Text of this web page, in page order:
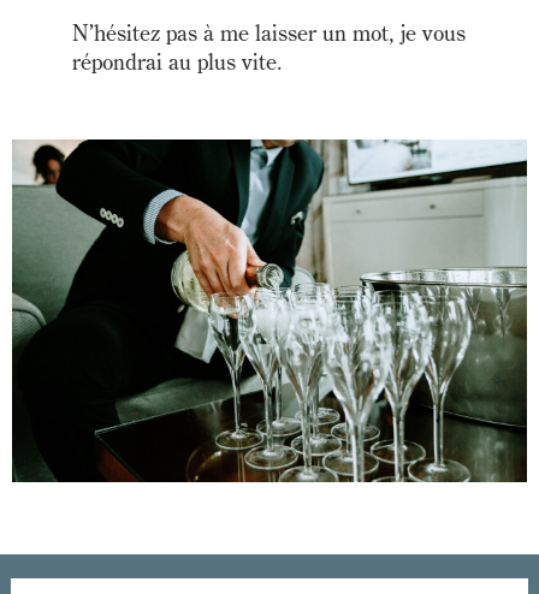
N’hésitez pas à me laisser un mot, je vous
répondrai au plus vite.